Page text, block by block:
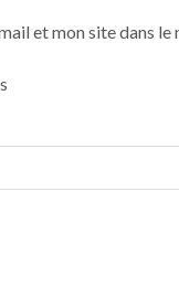
et mon site dans